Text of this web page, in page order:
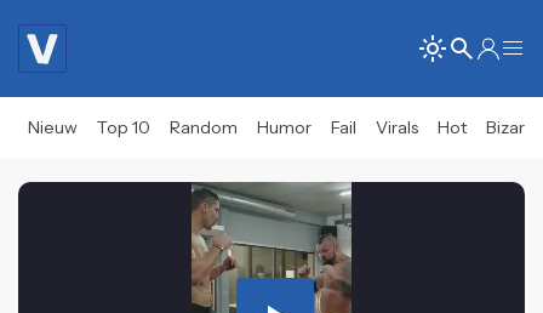
Nieuw Top 10 Random Humor Fail Virals Hot Bizar